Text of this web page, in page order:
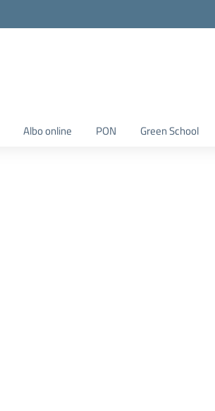
Albo online PON Green School